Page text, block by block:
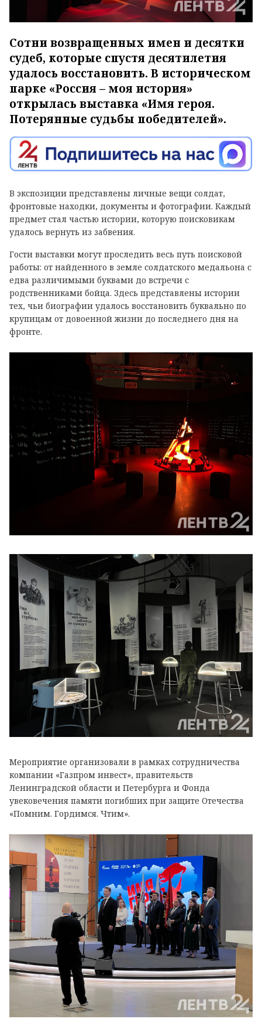
Сотни возвращенных имен и десятки
судеб, которые спустя десятилетия
удалось восстановить. В историческом
парке «Россия – моя история»
открылась выставка «Имя героя.
Потерянные судьбы победителей».
В экспозиции представлены личные вещи солдат,
фронтовые находки, документы и фотографии. Каждый
предмет стал частью истории, которую поисковикам
удалось вернуть из забвения.
Гости выставки могут проследить весь путь поисковой
работы: от найденного в земле солдатского медальона с
едва различимыми буквами до встречи с
родственниками бойца. Здесь представлены истории
тех, чьи биографии удалось восстановить буквально по
крупицам от довоенной жизни до последнего дня на
фронте.
Мероприятие организовали в рамках сотрудничества
компании «Газпром инвест», правительств
Ленинградской области и Петербурга и Фонда
увековечения памяти погибших при защите Отечества
«Помним. Гордимся. Чтим».